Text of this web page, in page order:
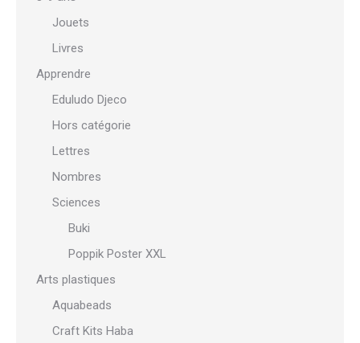
Jouets
Livres
Apprendre
Eduludo Djeco
Hors catégorie
Lettres
Nombres
Sciences
Buki
Poppik Poster XXL
Arts plastiques
Aquabeads
Craft Kits Haba